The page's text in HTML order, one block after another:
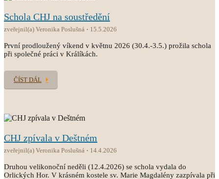
Schola CHJ na soustředění
zveřejnil(a) Veronika Poslušná 15.5.2026
První prodloužený víkend v květnu 2026 (30.4.-3.5.) prožila schola
při společné práci v Králíkách.
ČÍST DÁL
CHJ zpívala v Deštném
zveřejnil(a) Veronika Poslušná 14.4.2026
Druhou velikonoční neděli (12.4.2026) se schola vydala do
Orlických Hor. V krásném kostele sv. Marie Magdalény zazpívala při